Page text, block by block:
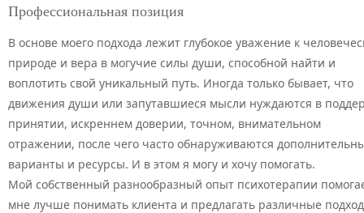
Профессиональная позиция
В основе моего подхода лежит глубокое уважение к
природе и вера в могучие силы души, способной найти и
воплотить свой уникальный путь. Иногда только бывает, что
движения души или запутавшиеся мысли нуждаются в
принятии, искреннем доверии, точном, внимательном
отражении, после чего часто обнаруживаются
варианты и ресурсы. И в этом я могу и хочу помогать.
Мой собственный разнообразный опыт психотерапии
мне лучше понимать клиента и предлагать различные